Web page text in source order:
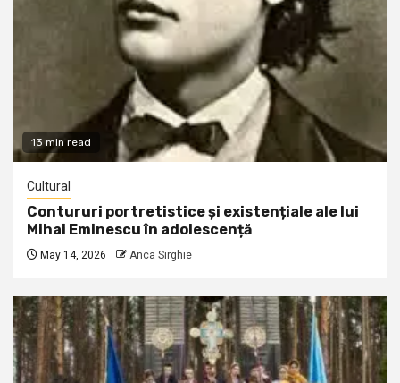
13 min read
Cultural
Contururi portretistice și existențiale ale lui
Mihai Eminescu în adolescență
May 14, 2026 Anca Sirghie